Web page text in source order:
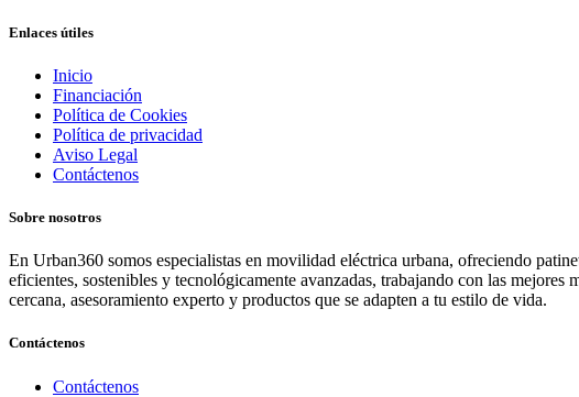
Enlaces útiles
Inicio
Financiación
Política de Cookies
Política de privacidad
Aviso Legal
Contáctenos
Sobre nosotros
En Urban360 somos especialistas en movilidad eléctrica urbana, ofreciendo
eficientes, sostenibles y tecnológicamente avanzadas, trabajando con las
cercana, asesoramiento experto y productos que se adapten a tu estilo de vida.
Contáctenos
Contáctenos